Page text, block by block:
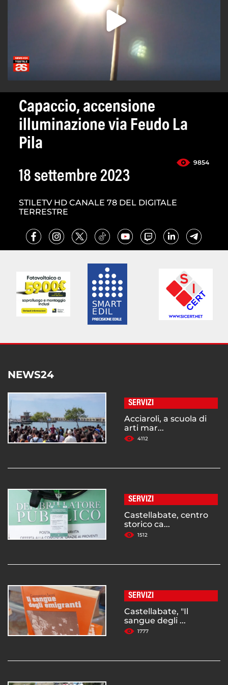
Capaccio, accensione
illuminazione via Feudo La
Pila
9854
18 settembre 2023
STILETV HD CANALE 78 DEL DIGITALE
TERRESTRE
NEWS24
SERVIZI
Acciaroli, a scuola di
arti mar...
4112
SERVIZI
Castellabate, centro
storico ca...
1512
SERVIZI
Castellabate, "Il
sangue degli ...
1777